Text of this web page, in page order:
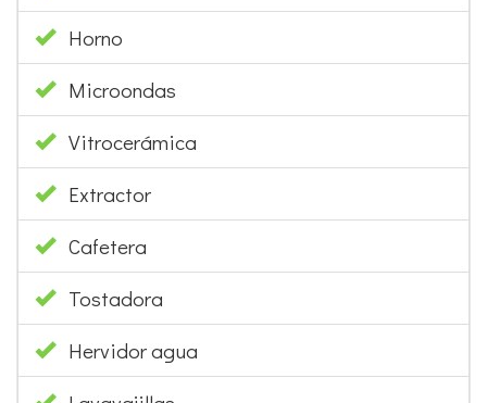
Horno
Microondas
Vitrocerámica
Extractor
Cafetera
Tostadora
Hervidor agua